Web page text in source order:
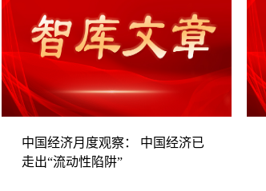
中国经济月度观察： 中国经济已
走出“流动性陷阱”